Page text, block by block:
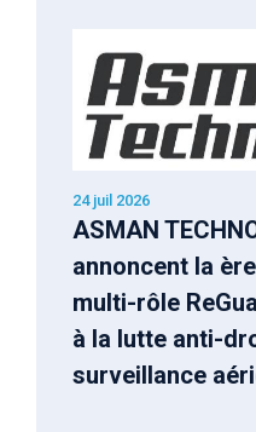
24 juil 2026
ASMAN
annoncent la
multi-rôle
à la lutte anti-
surveillance